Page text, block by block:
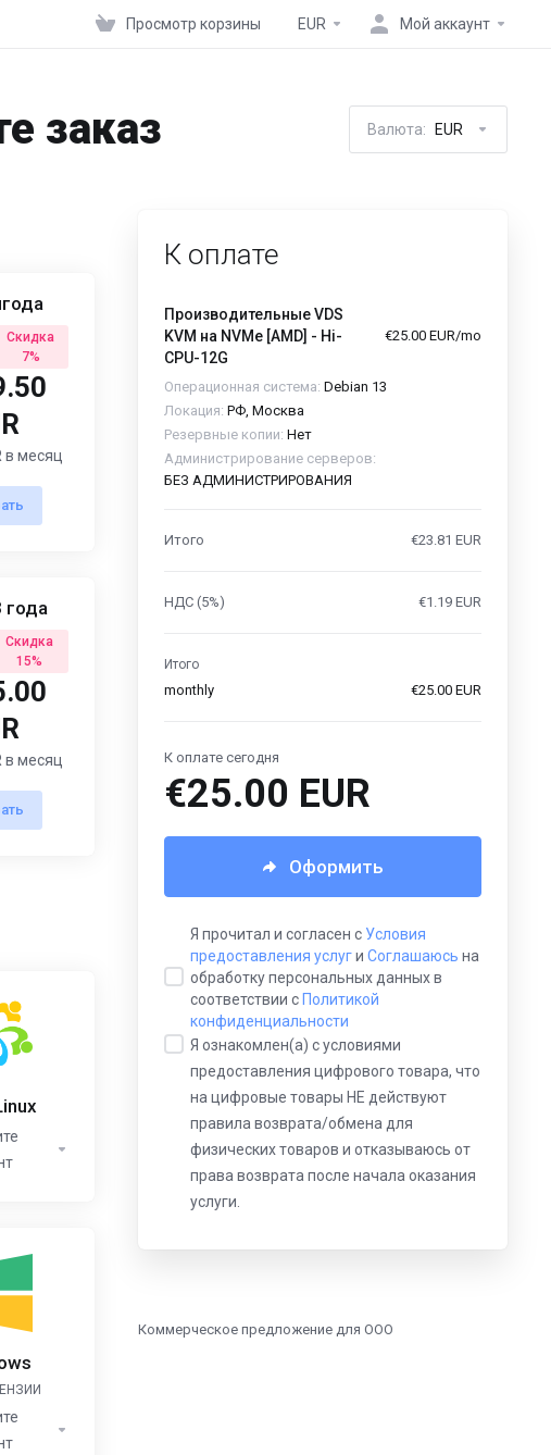
Просмотр корзины EUR Мой аккаунт
заказ Валюта: EUR
Скидка
7%
в месяц
года
Скидка
15%
в месяц
К оплате
Производительные VDS
KVM на NVMe [AMD] - Hi-
CPU-12G
€25.00 EUR/mo
Операционная система: Debian 13
Локация: РФ, Москва
Резервные копии: Нет
Администрирование серверов:
БЕЗ АДМИНИСТРИРОВАНИЯ
Итого €23.81 EUR
НДС (5%) €1.19 EUR
Итого
monthly €25.00 EUR
К оплате сегодня
€25.00 EUR
Оформить
Я прочитал и согласен с Условия
предоставления услуги Соглашаюсь на
обработку персональных данных в
соответствии с Политикой
конфиденциальности
Я ознакомлен(а) с условиями
предоставления цифрового товара, что
на цифровые товары НЕ действуют
правила возврата/обмена для
физических товаров и отказываюсь от
права возврата после начала оказания
услуги.
Коммерческое предложение для ООО